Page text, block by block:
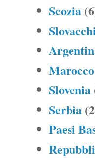
Scozia
Marocco
Slovenia
Serbia
Paesi